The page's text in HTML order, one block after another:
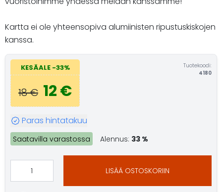
Kartta ei ole yhteensopiva alumiinisten ripustuskiskojen
kanssa.
KESÄALE -33%
18 € 12 €
Tuotekoodi:
4180
Paras hintatakuu
Saatavilla varastossa Alennus: 33 %
LISÄÄ OSTOSKORIIN